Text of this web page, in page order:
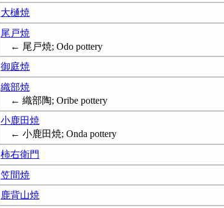
大樋焼
尾戸焼
← 尾戸焼; Odo pottery
御庭焼
織部焼
← 織部陶; Oribe pottery
小鹿田焼
← 小鹿田焼; Onda pottery
柿右衛門
笠間焼
鹿背山焼